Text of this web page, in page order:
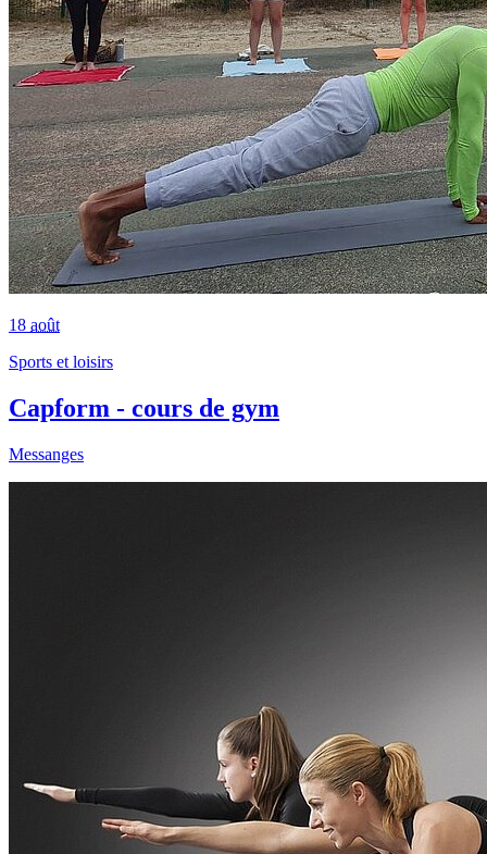
18 août
Sports et loisirs
Capform - cours de gym
Messanges